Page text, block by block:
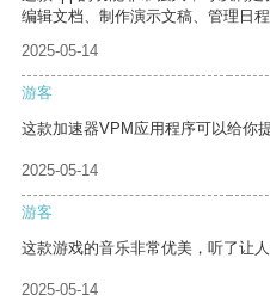
编辑文档、制作演示文稿、管理日程
2025-05-14
游客
这款加速器VPM应用程序可以给你
2025-05-14
游客
这款游戏的音乐非常优美，听了让人
2025-05-14